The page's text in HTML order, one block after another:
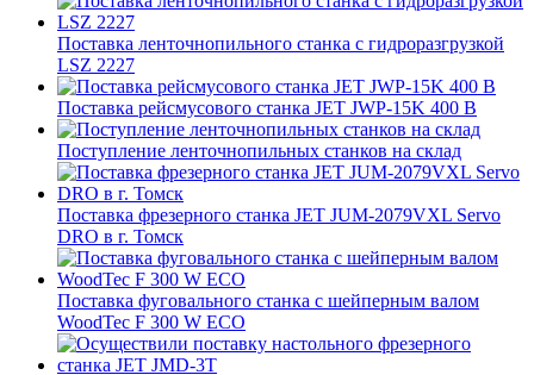
Поставка ленточнопильного станка c гидроразгрузкой
LSZ 2227
Поставка рейсмусового станка JET JWP-15K 400 В
Поступление ленточнопильных станков на склад
Поставка фрезерного станка JET JUM-2079VXL Servo
DRO в г. Томск
Поставка фуговального станка с шейперным валом
WoodTec F 300 W ECO